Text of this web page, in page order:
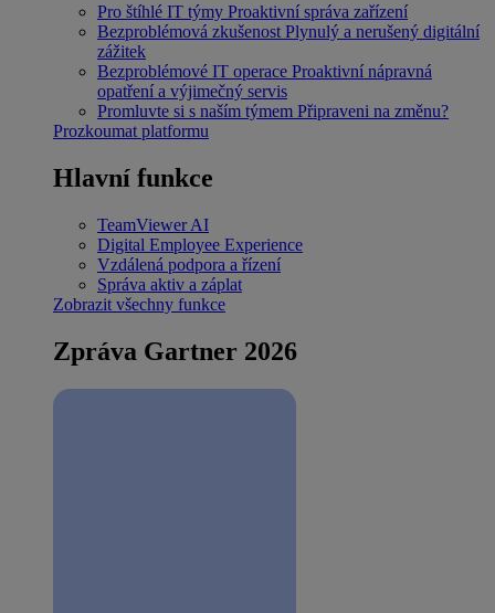
Pro štíhlé IT týmy Proaktivní správa zařízení
Bezproblémová zkušenost Plynulý a nerušený digitální
zážitek
Bezproblémové IT operace Proaktivní nápravná
opatření a výjimečný servis
Promluvte si s naším týmem Připraveni na změnu?
Prozkoumat platformu
Hlavní funkce
TeamViewer AI
Digital Employee Experience
Vzdálená podpora a řízení
Správa aktiv a záplat
Zobrazit všechny funkce
Zpráva Gartner 2026